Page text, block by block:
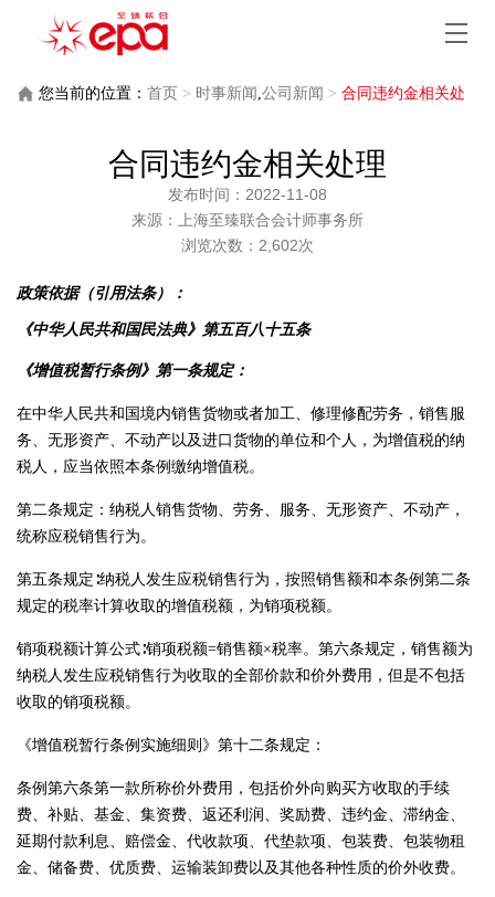
您当前的位置： 首页 > 时事新闻 ,公司新闻 > 合同违约金相关处
合同违约金相关处理
发布时间：2022-11-08
来源：上海至臻联合会计师事务所
浏览次数：2,602次
政策依据（引用法条）：
《中华人民共和国民法典》第五百八十五条
《增值税暂行条例》第一条规定：
在中华人民共和国境内销售货物或者加工、修理修配劳务，销售服
务、无形资产、不动产以及进口货物的单位和个人，为增值税的纳
税人，应当依照本条例缴纳增值税。
第二条规定：纳税人销售货物、劳务、服务、无形资产、不动产，
统称应税销售行为。
第五条规定∶纳税人发生应税销售行为，按照销售额和本条例第二条
规定的税率计算收取的增值税额，为销项税额。
销项税额计算公式∶销项税额=销售额×税率。第六条规定，销售额为
纳税人发生应税销售行为收取的全部价款和价外费用，但是不包括
收取的销项税额。
《增值税暂行条例实施细则》第十二条规定：
条例第六条第一款所称价外费用，包括价外向购买方收取的手续
费、补贴、基金、集资费、返还利润、奖励费、违约金、滞纳金、
延期付款利息、赔偿金、代收款项、代垫款项、包装费、包装物租
金、储备费、优质费、运输装卸费以及其他各种性质的价外收费。